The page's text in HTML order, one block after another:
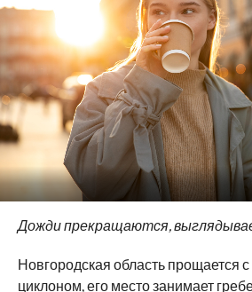
Дожди прекращаются,
Новгородская область прощается
циклоном, его место занимает